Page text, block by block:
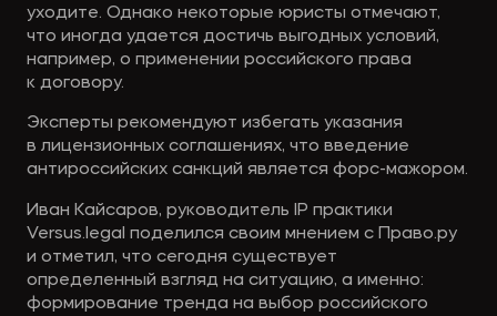
уходите. Однако некоторые юристы отмечают,
что иногда удается достичь выгодных условий,
например, о применении российского права
к договору.
Эксперты рекомендуют избегать указания
в лицензионных соглашениях, что введение
антироссийских санкций является форс-мажором.
Иван Кайсаров, руководитель IP практики
Versus.legal поделился своим мнением с Право.ру
и отметил, что сегодня существует
определенный взгляд на ситуацию, а именно:
формирование тренда на выбор российского